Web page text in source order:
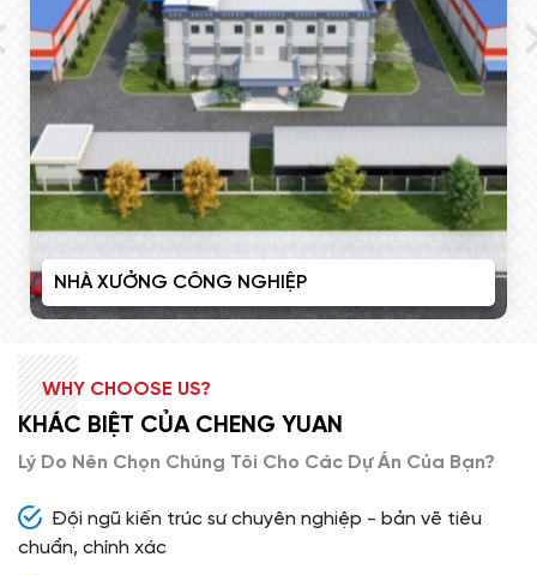
NGHIỆP VÁCH PANEL BAO
WHY CHOOSE US?
KHÁC BIỆT CỦA CHENG YUAN
Lý Do Nên Chọn Chúng Tôi Cho Các Dự Án Của Bạn?
Đội ngũ kiến trúc sư chuyên nghiệp - bản vẽ tiêu
chuẩn, chính xác